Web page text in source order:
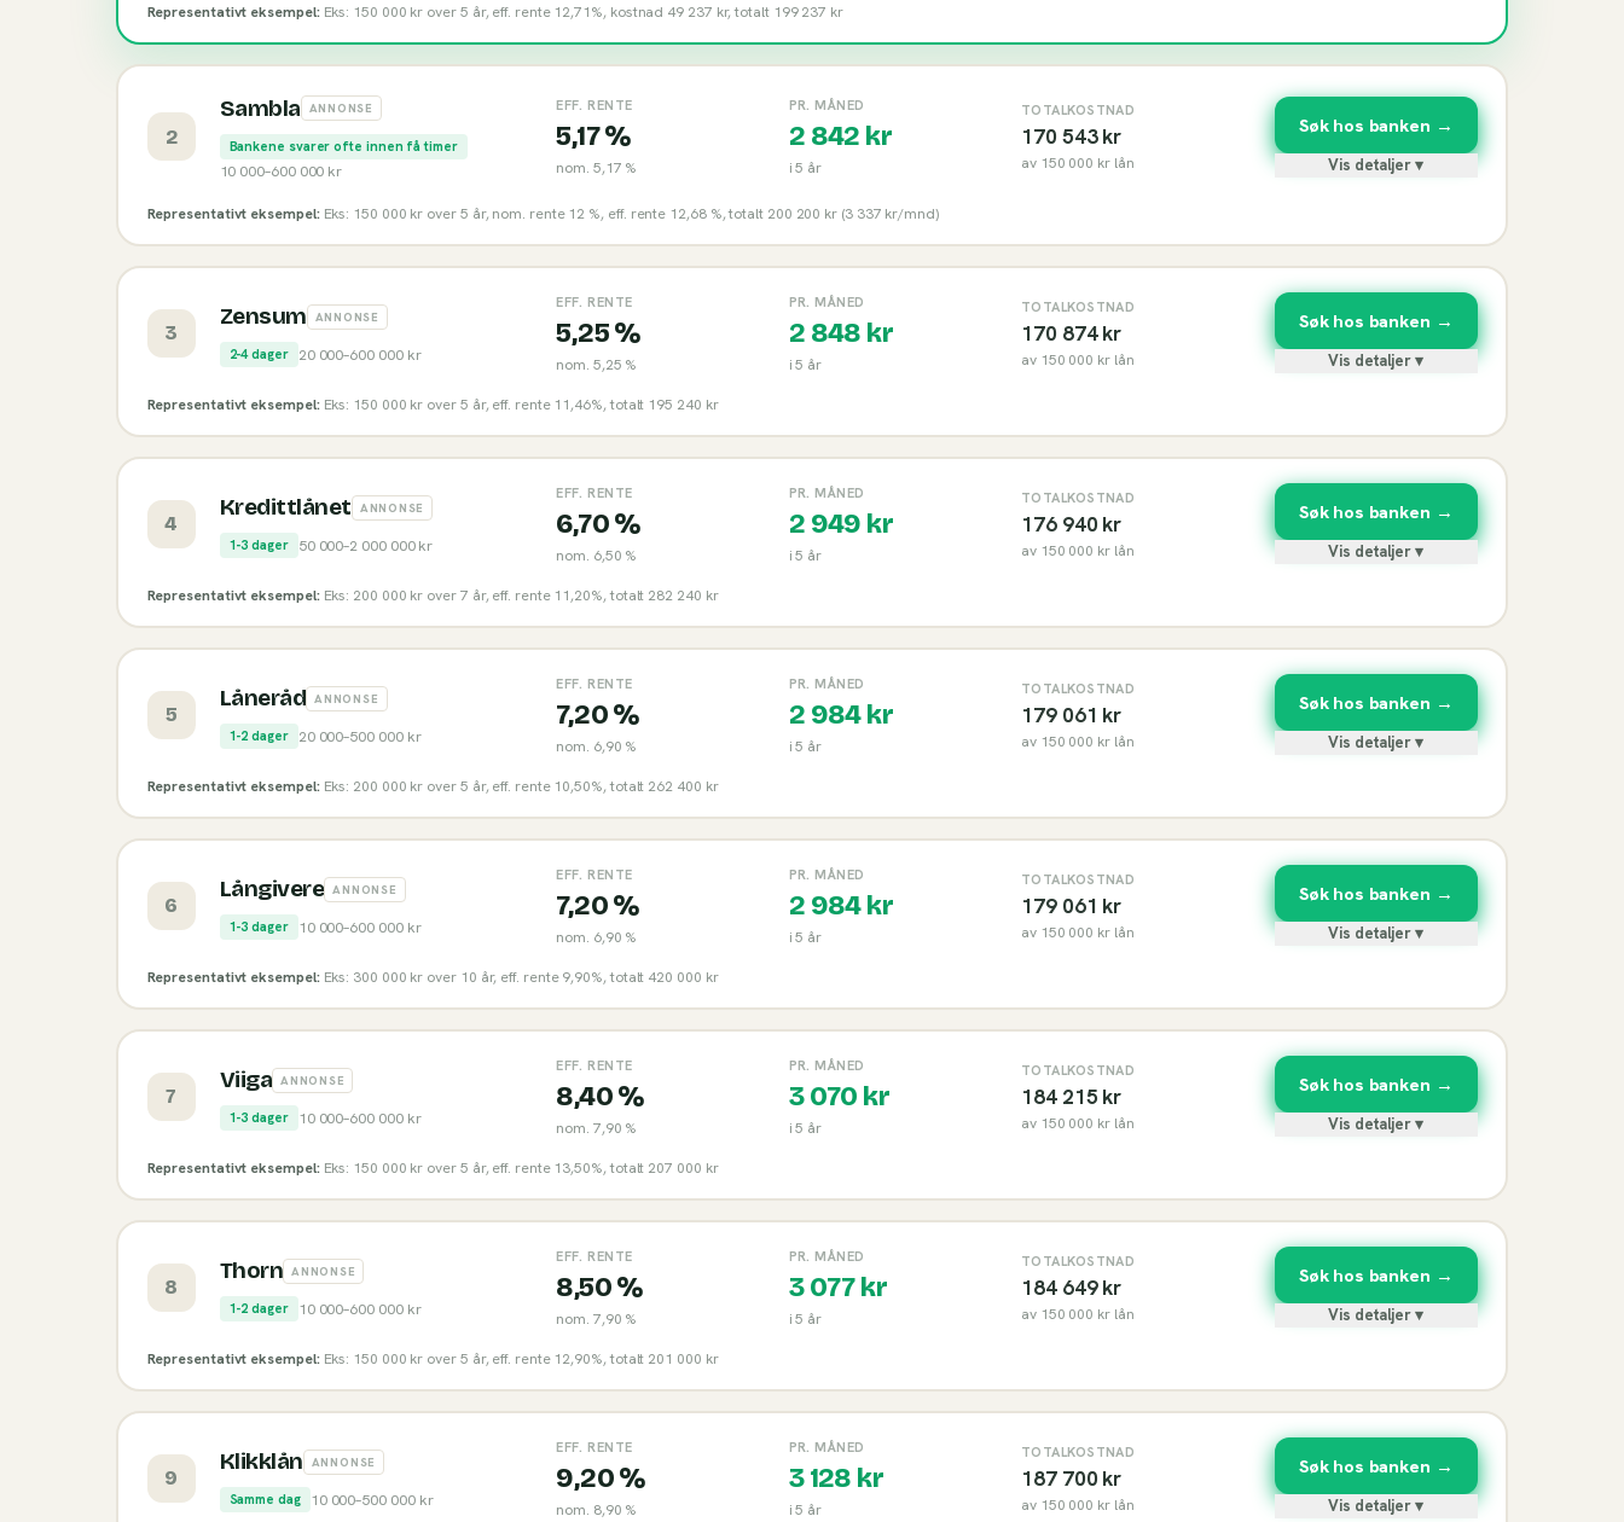
Representativt eksempel: Eks: 150 000 kr over 5 år, eff. rente 12,71%, kostnad 49 237 kr, totalt 199 237 kr
2
Sambla ANNONSE
Bankene svarer ofte innen få timer
10 000–600 000 kr
EFF. RENTE
5,17 %
nom. 5,17 %
PR. MÅNED
2 842 kr
i5 år
TOTALKOSTNAD
170 543kr
av 150 000 kr lån
Søk hos banken →
Vis detaljer ▾
Representativt eksempel: Eks: 150 000 kr over 5 år, nom. rente 12 %, eff. rente 12,68 %, totalt 200 200 kr (3 337 kr/mnd)
3
Zensum ANNONSE
2-4 dager 20 000–600 000kr
EFF. RENTE
5,25 %
nom. 5,25 %
PR. MÅNED
2 848 kr
i5 år
TOTALKOSTNAD
170 874kr
av 150 000 kr lån
Søk hos banken →
Vis detaljer ▾
Representativt eksempel: Eks: 150 000 kr over 5 år, eff. rente 11,46%, totalt 195 240 kr
4
Kredittlånet ANNONSE
1-3 dager 50 000–2 000 000kr
EFF. RENTE
6,70 %
nom. 6,50 %
PR. MÅNED
2 949 kr
i5 år
TOTALKOSTNAD
176 940 kr
av 150 000 kr lån
Søk hos banken →
Vis detaljer ▾
Representativt eksempel: Eks: 200 000 kr over 7 år, eff. rente 11,20%, totalt 282 240 kr
5
Låneråd ANNONSE
1-2 dager 20 000–500 000kr
EFF. RENTE
7,20 %
nom. 6,90 %
PR. MÅNED
2 984kr
i5 år
TOTALKOSTNAD
179 061 kr
av 150 000 kr lån
Søk hos banken →
Vis detaljer ▾
Representativt eksempel: Eks: 200 000 kr over 5 år, eff. rente 10,50%, totalt 262 400 kr
6
Långivere ANNONSE
1-3 dager 10 000–600 000kr
EFF. RENTE
7,20 %
nom. 6,90 %
PR. MÅNED
2 984kr
i5 år
TOTALKOSTNAD
179 061 kr
av 150 000 kr lån
Søk hos banken →
Vis detaljer ▾
Representativt eksempel: Eks: 300 000 kr over 10 år, eff. rente 9,90%, totalt 420 000 kr
7
Viiga ANNONSE
1-3 dager 10 000–600 000kr
EFF. RENTE
8,40 %
nom. 7,90 %
PR. MÅNED
3 070 kr
i5 år
TOTALKOSTNAD
184 215 kr
av 150 000 kr lån
Søk hos banken →
Vis detaljer ▾
Representativt eksempel: Eks: 150 000 kr over 5 år, eff. rente 13,50%, totalt 207 000 kr
8
Thorn ANNONSE
1-2 dager 10 000–600 000kr
EFF. RENTE
8,50 %
nom. 7,90 %
PR. MÅNED
3 077kr
i5 år
TOTALKOSTNAD
184 649kr
av 150 000 kr lån
Søk hos banken →
Vis detaljer ▾
Representativt eksempel: Eks: 150 000 kr over 5 år, eff. rente 12,90%, totalt 201 000 kr
9
Klikklån ANNONSE
Samme dag 10 000–500 000kr
EFF. RENTE
9,20 %
nom. 8,90 %
PR. MÅNED
3 128 kr
i5 år
TOTALKOSTNAD
187 700 kr
av 150 000 kr lån
Søk hos banken →
Vis detaljer ▾